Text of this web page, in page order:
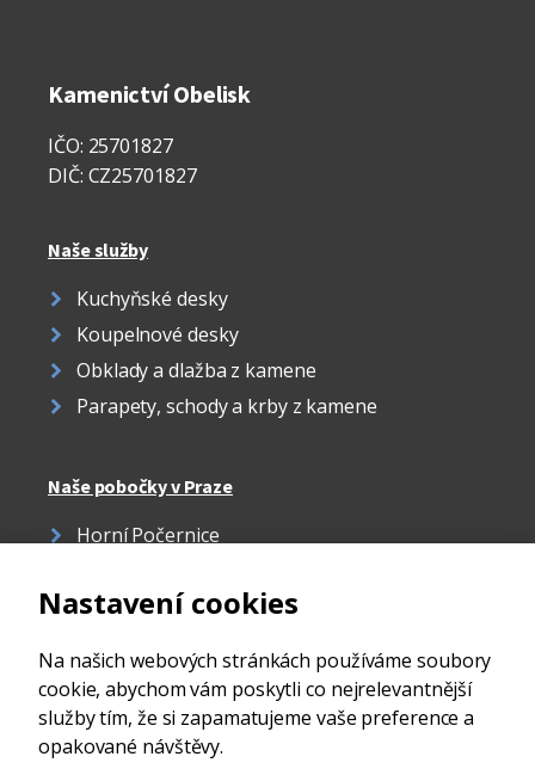
Kamenictví Obelisk
IČO: 25701827
DIČ: CZ25701827
Naše služby
Kuchyňské desky
Koupelnové desky
Obklady a dlažba z kamene
Parapety, schody a krby z kamene
Naše pobočky v Praze
Horní Počernice
Strašnice
Nastavení cookies
Na našich webových stránkách používáme soubory
cookie, abychom vám poskytli co nejrelevantnější
služby tím, že si zapamatujeme vaše preference a
opakované návštěvy.